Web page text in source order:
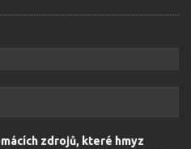
zdrojů, které hmyz